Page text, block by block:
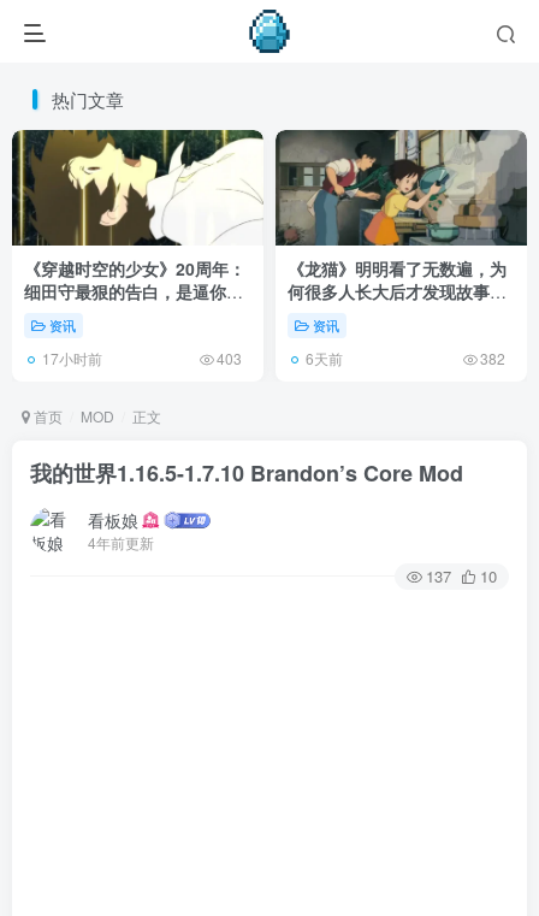
热门文章
《穿越时空的少女》20周年：
细田守最狠的告白，是逼你承
认有些夏天回不去了！
资讯
17小时前 403
《龙猫》明明看了无数遍，为
何很多人长大后才发现故事根
本不在 1988 年！
资讯
6天前 382
首页 MOD 正文
我的世界1.16.5-1.7.10 Brandon’s Core Mod
看板娘
4年前更新
137 10